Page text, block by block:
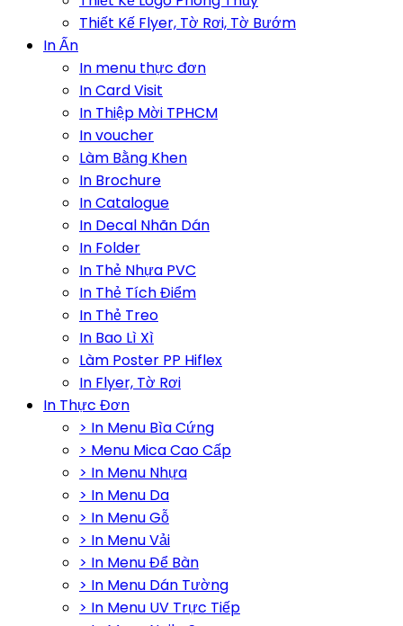
Thiết Kế Flyer, Tờ Rơi, Tờ Bướm
In Ấn
In menu thực đơn
In Card Visit
In Thiệp Mời TPHCM
In voucher
Làm Bằng Khen
In Brochure
In Catalogue
In Decal Nhãn Dán
In Folder
In Thẻ Nhựa PVC
In Thẻ Tích Điểm
In Thẻ Treo
In Bao Lì Xì
Làm Poster PP Hiflex
In Flyer, Tờ Rơi
In Thực Đơn
> In Menu Bìa Cứng
> Menu Mica Cao Cấp
> In Menu Nhựa
> In Menu Da
> In Menu Gỗ
> In Menu Vải
> In Menu Để Bàn
> In Menu Dán Tường
> In Menu UV Trực Tiếp